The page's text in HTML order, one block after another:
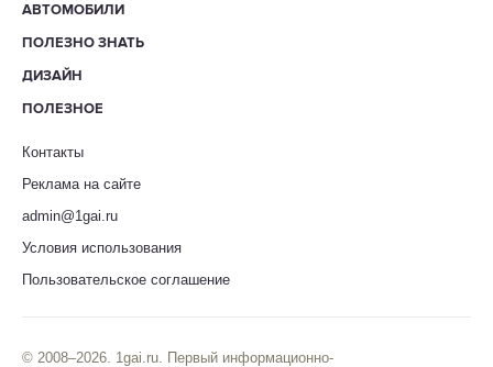
АВТОМОБИЛИ
ПОЛЕЗНО ЗНАТЬ
ДИЗАЙН
ПОЛЕЗНОЕ
Контакты
Реклама на сайте
admin@1gai.ru
Условия использования
Пользовательское соглашение
© 2008–2026. 1gai.ru. Первый информационно-